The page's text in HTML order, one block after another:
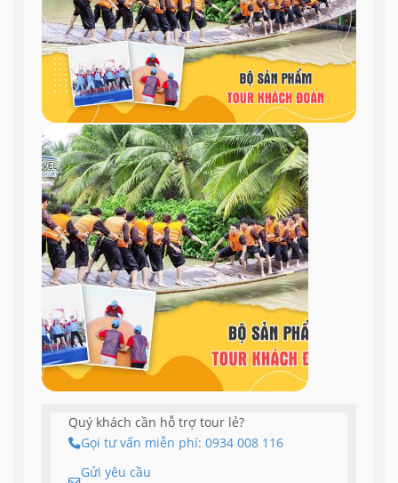
Quý khách cần hỗ trợ tour lẻ?
Gọi tư vấn miễn phí: 0934 008 116
Gửi yêu cầu